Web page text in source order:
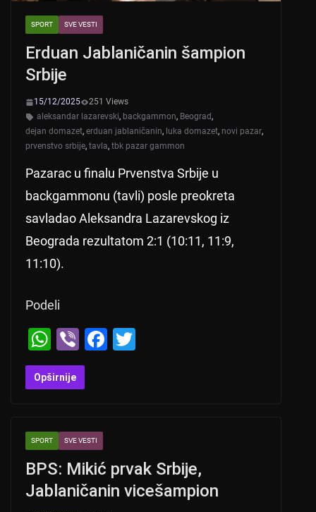
SPORT SVE VESTI
Erduan Jablaničanin šampion
Srbije
15/12/2025
251 Views
aleksandar lazarevski, backgammon, Beograd,
dejan domazet, erduan jablaničanin, luka domazet, novi pazar,
prvenstvo srbije, tavla, tbk pazar gammon
Pazarac u finalu Prvenstva Srbije u
backgammonu (tavli) posle preokreta
savladao Aleksandra Lazarevskog iz
Beograda rezultatom 2:1 (10:11, 11:9,
11:10).
Podeli
W
h
at
A
p
p
Vi
b
er
F
o
k
Opširnije
SPORT SVE VESTI
BPS: Mikić prvak Srbije,
Jablaničanin vicešampion